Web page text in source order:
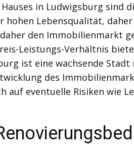
in Ludwigsburg sind
Lebensqualität,
den Immobilienmarkt
Leistungs-Verhältnis
ist eine wachsende
des
auf eventuelle Risiken wie